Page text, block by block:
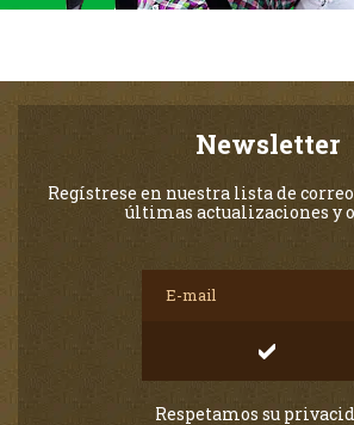
Newsletter
Regístrese en nuestra lista de
últimas actualizaciones y
Respetamos su